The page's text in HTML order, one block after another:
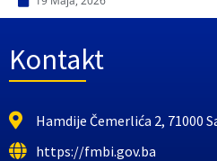
Kontakt
Hamdije Čemerlića 2, 71000
https://fmbi.gov.ba